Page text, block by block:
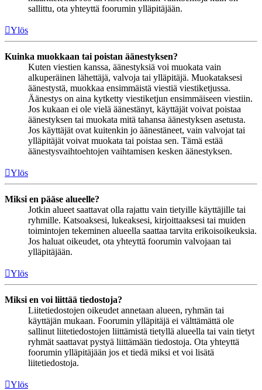
sallittu, ota yhteyttä foorumin ylläpitäjään.
Ylös
Kuinka muokkaan tai poistan äänestyksen?
Kuten viestien kanssa, äänestyksiä voi muokata vain
alkuperäinen lähettäjä, valvoja tai ylläpitäjä. Muokataksesi
äänestystä, muokkaa ensimmäistä viestiä viestiketjussa.
Äänestys on aina kytketty viestiketjun ensimmäiseen viestiin.
Jos kukaan ei ole vielä äänestänyt, käyttäjät voivat poistaa
äänestyksen tai muokata mitä tahansa äänestyksen asetusta.
Jos käyttäjät ovat kuitenkin jo äänestäneet, vain valvojat tai
ylläpitäjät voivat muokata tai poistaa sen. Tämä estää
äänestysvaihtoehtojen vaihtamisen kesken äänestyksen.
Ylös
Miksi en pääse alueelle?
Jotkin alueet saattavat olla rajattu vain tietyille käyttäjille tai
ryhmille. Katsoaksesi, lukeaksesi, kirjoittaaksesi tai muiden
toimintojen tekeminen alueella saattaa tarvita erikoisoikeuksia.
Jos haluat oikeudet, ota yhteyttä foorumin valvojaan tai
ylläpitäjään.
Ylös
Miksi en voi liittää tiedostoja?
Liitetiedostojen oikeudet annetaan alueen, ryhmän tai
käyttäjän mukaan. Foorumin ylläpitäjä ei välttämättä ole
sallinut liitetiedostojen liittämistä tietyllä alueella tai vain tietyt
ryhmät saattavat pystyä liittämään tiedostoja. Ota yhteyttä
foorumin ylläpitäjään jos et tiedä miksi et voi lisätä
liitetiedostoja.
Ylös